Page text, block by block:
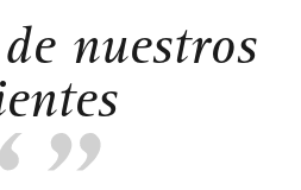
nuestros